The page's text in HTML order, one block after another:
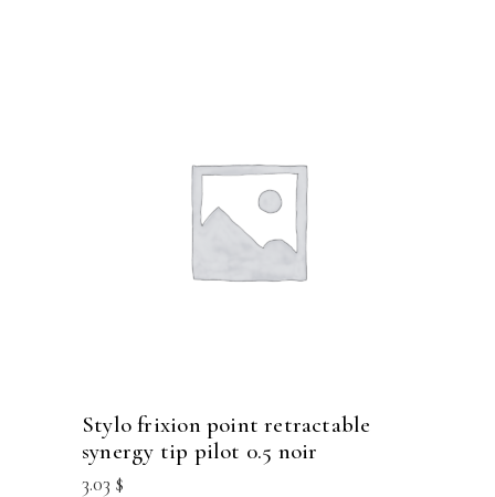
stylo frixion point retractable
synergy tip pilot 0.5 noir
3.03 $